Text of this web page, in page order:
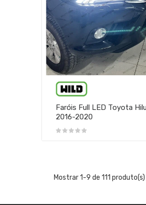
Faróis Full LED Toyota
2016-2020
Mostrar 1-9 de 111 produto(s)